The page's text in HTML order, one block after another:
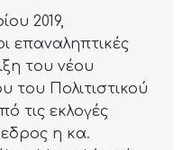
2019,
επαναληπτικές
του νέου
του Πολιτιστικού
τις εκλογές
η κα.